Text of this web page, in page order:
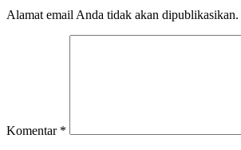
Alamat email Anda tidak akan dipublikasikan.
Komentar *